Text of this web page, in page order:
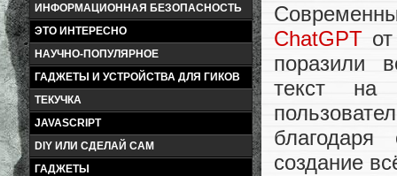
ИНФОРМАЦИОННАЯ БЕЗОПАСНОСТЬ
ЭТО ИНТЕРЕСНО
НАУЧНО-ПОПУЛЯРНОЕ
ГАДЖЕТЫ И УСТРОЙСТВА ДЛЯ ГИКОВ
ТЕКУЧКА
JAVASCRIPT
DIY ИЛИ СДЕЛАЙ САМ
ГАДЖЕТЫ
ChatGPT
поразили
текст на
создание